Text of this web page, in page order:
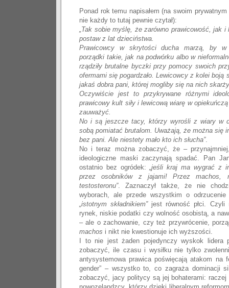
Ponad rok temu napisałem (na swoim
nie każdy to tutaj pewnie czytał):
„Tak sobie myślę, że zarówno prawicowość, jak i
postaw z lat dzieciństwa.
Prawicowcy w skrytości ducha marzą, by w
porządki takie, jak na podwórku albo w
rządziły brutalne byczki przy pomocy swoich
ofermami się pogardzało. Lewicowcy z kolei boją
jakaś dobra pani, której mogliby się na nich
Oczywiście jest to przykrywane różnymi
prawicowy kult siły i lewicową wiarę w
zauważyć.
No i są jeszcze tacy, którzy wyrośli z wiary w
sobą pomiatać brutalom. Uważają, że można się
bez pani. Ale niestety mało kto ich słucha”.
No i teraz można zobaczyć, że –
ideologiczne maski zaczynają spadać. Pan
ostatnio bez ogródek:„jeśli kraj ma wygrać z
przez osobników z jajami! Przez machos,
testosteronu”. Zaznaczył także, że nie
wyborach, ale przede wszystkim o
„istotnym składnikiem”jest równość płci. Czyli
rynek, niskie podatki czy wolność osobistą, a
– ale o zachowanie, czy też przywrócenie,
machos i nikt nie kwestionuje ich wyższości.
I to nie jest żaden pojedynczy wyskok lidera
zobaczyć, ile czasu i wysiłku nie tylko
antysystemowa prawica poświęcają atakom na
gender” – wszystko to, co zagraża dominacji
zobaczyć, jacy politycy są jej bohaterami: